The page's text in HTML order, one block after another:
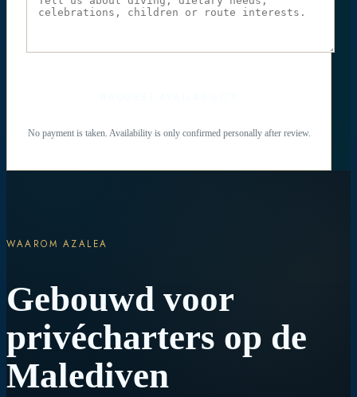
No payment is taken. Availability is only confirmed personally after review.
WAAROM AZALEA
Gebouwd voor
privécharters op de
Malediven